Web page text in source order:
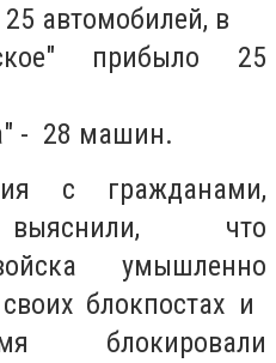
автомобилей, в
прибыло 25
- 28 машин.
с гражданами,
выяснили, что
умышленно
блокпостах и
блокировали